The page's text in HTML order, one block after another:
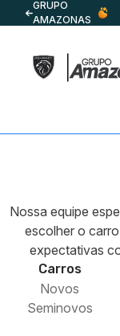
GRUPO
AMAZONAS
Nossa equipe
escolher o
expectativas
Carros
Novos
Seminovos